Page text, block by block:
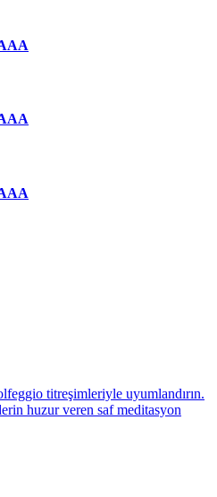
titreşimleriyle uyumlandırın.
huzur veren saf meditasyon